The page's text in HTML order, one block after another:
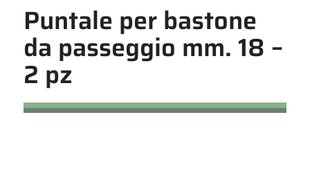
Puntale per bastone
da passeggio mm. 18 –
2 pz